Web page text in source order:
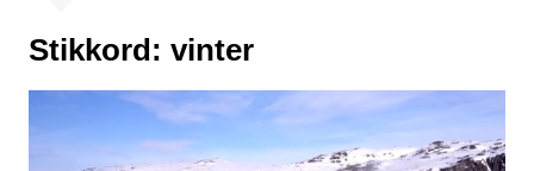
Stikkord: vinter